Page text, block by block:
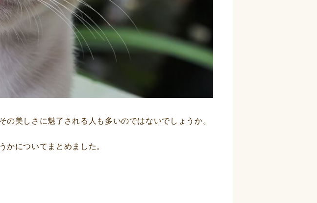
美しさに魅了される人も多いのではないでしょうか。
かについてまとめました。